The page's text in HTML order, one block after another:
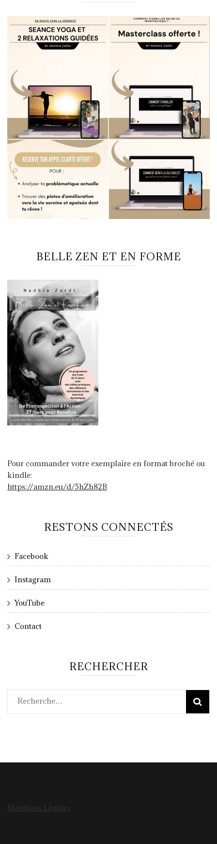
BELLE ZEN ET EN FORME
Pour commander votre exemplaire en format broché ou
kindle:
https://amzn.eu/d/5hZh82B
RESTONS CONNECTÉS
Facebook
Instagram
YouTube
Contact
RECHERCHER
Rechercher :
Mentions Légales